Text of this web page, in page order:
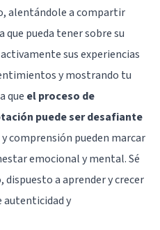
alentándole a compartir
que pueda tener sobre su
sus experiencias
y mostrando tu
que el proceso de
puede ser desafiante
comprensión pueden marcar
emocional y mental. Sé
a aprender y crecer
autenticidad y